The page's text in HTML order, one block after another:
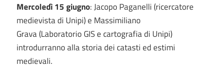
Mercoledì 15 giugno: Jacopo Paganelli (ricercatore
medievista di Unipi) e Massimiliano
Grava (Laboratorio GIS e cartografia di Unipi)
introdurranno alla storia dei catasti ed estimi
medievali.